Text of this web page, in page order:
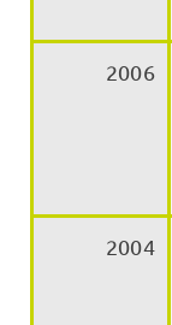
2006
2004